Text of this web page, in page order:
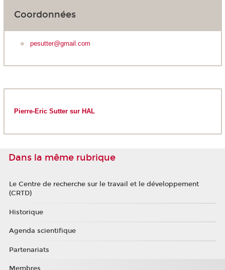
Coordonnées
pesutter@gmail.com
Pierre-Eric Sutter sur HAL
Dans la même rubrique
Le Centre de recherche sur le travail et le développement
(CRTD)
Historique
Agenda scientifique
Partenariats